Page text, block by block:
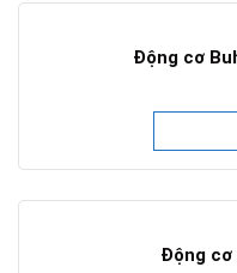
Động cơ
Động cơ